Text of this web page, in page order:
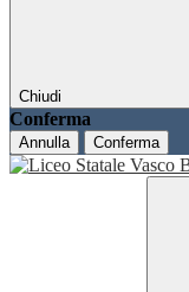
Chiudi
Conferma
Annulla Conferma